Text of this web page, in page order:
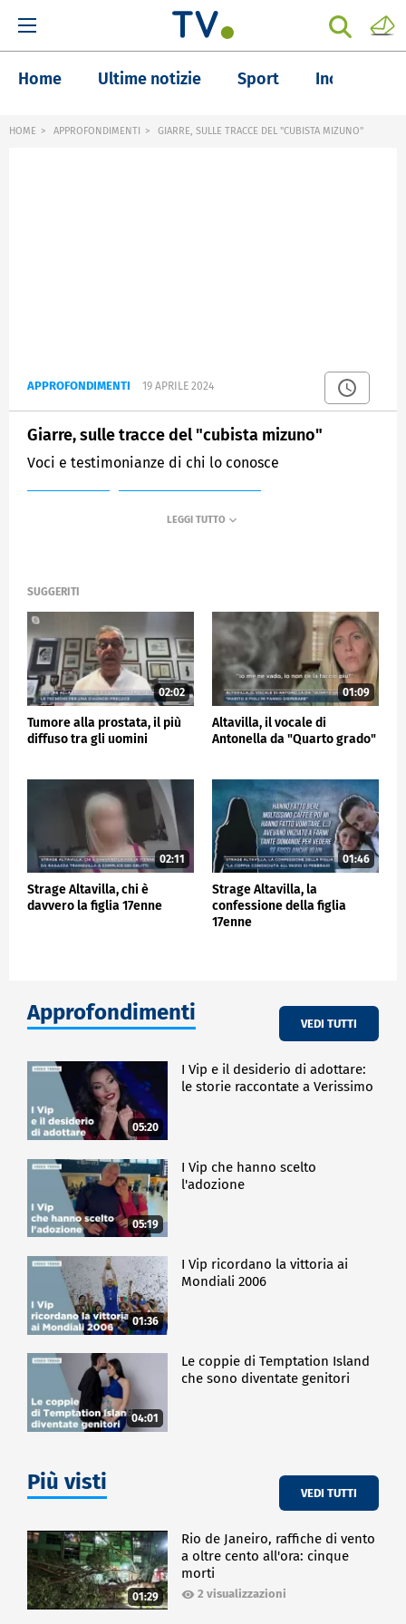
Home Ultime notizie Sport Inchieste
HOME APPROFONDIMENTI GIARRE, SULLE TRACCE DEL "CUBISTA MIZUNO"
APPROFONDIMENTI 19 APRILE 2024
Giarre, sulle tracce del "cubista mizuno"
Voci e testimonianze di chi lo conosce
SUGGERITI
02:02
Tumore alla prostata, il più
diffuso tra gli uomini
01:09
Altavilla, il vocale di
Antonella da "Quarto grado"
02:11
Strage Altavilla, chi è
davvero la figlia 17enne
01:46
Strage Altavilla, la
confessione della figlia
17enne
Approfondimenti VEDI TUTTI
05:20
I Vip e il desiderio di adottare:
le storie raccontate a Verissimo
05:19
I Vip che hanno scelto
l'adozione
01:36
I Vip ricordano la vittoria ai
Mondiali 2006
04:01
Le coppie di Temptation Island
che sono diventate genitori
Più visti VEDI TUTTI
01:29
Rio de Janeiro, raffiche di vento
a oltre cento all'ora: cinque
morti
2 visualizzazioni